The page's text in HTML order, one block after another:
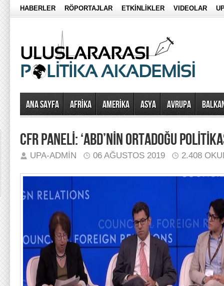
HABERLER RÖPORTAJLAR ETKİNLİKLER VIDEOLAR
Ana Sayfa AFRİKA AMERİKA ASYA AVRUPA
CFR PANELİ: ‘ABD’NİN ORTADOĞU
UPA-ADMIN 06 AĞUSTOS 2019 2.408